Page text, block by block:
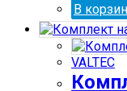
В
VALTEC